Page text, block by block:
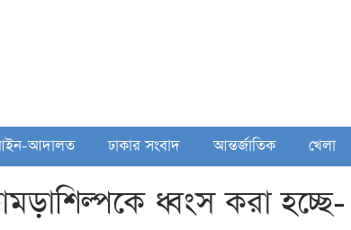
আদালত ঢাকার সংবাদ আন্তর্জাতিক খেলা
ধ্বংস করা হচ্ছে-